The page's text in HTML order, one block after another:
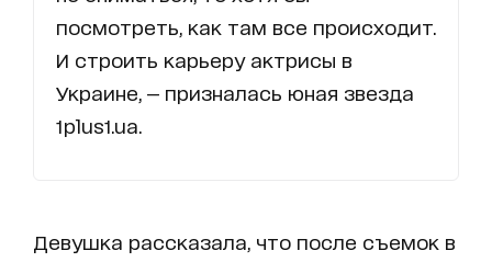
посмотреть, как там все происходит.
И строить карьеру актрисы в
Украине, — призналась юная звезда
1plus1.ua.
Девушка рассказала, что после съемок в